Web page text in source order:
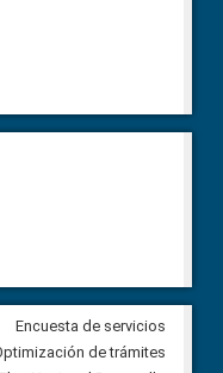
Veeduría para vigilar los
derivados de la Audiencia
Encuesta de servicios
de trámites